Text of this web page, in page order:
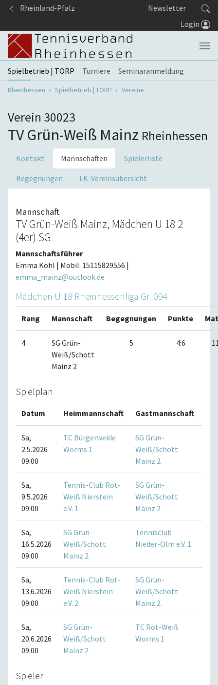
Springe zum Seiteninhalt
Rheinland-Pfalz
Newsletter
Login
Spielbetrieb | TORP Turniere
Seminaranmeldung
Sie sind hier:
Rheinhessen Spielbetrieb | TORP Vereine
Verein 30023
TV Grün-Weiß Mainz Rheinhessen
Kontakt Mannschaften Spielerliste
Begegnungen LK-Vereinsübersicht
Mannschaft
TV Grün-Weiß Mainz, Mädchen U 18 2
(4er) SG
Mannschaftsführer
Emma Kohl | Mobil: 15115829556 |
emma_mainz@outlook.de
Mädchen U 18 Rheinhessenliga Gr. 094
Rang Mannschaft Begegnungen Punkte
4
SG Grün-
Weiß/Schott
Mainz 2
5 4:6
Spielplan
Datum Heimmannschaft Gastmannschaft
Sa,
2.5.2026
09:00
TC Bürgerweide
Worms 1
SG Grün-
Weiß/Schott
Mainz 2
Sa,
9.5.2026
09:00
Tennis-Club Rot-
Weiß Nierstein
e.V. 1
SG Grün-
Weiß/Schott
Mainz 2
Sa,
16.5.2026
09:00
SG Grün-
Weiß/Schott
Mainz 2
Tennisclub
Nieder-Olm e.V. 1
Sa,
13.6.2026
09:00
Tennis-Club Rot-
Weiß Nierstein
e.V. 2
SG Grün-
Weiß/Schott
Mainz 2
Sa,
20.6.2026
09:00
SG Grün-
Weiß/Schott
Mainz 2
TC Rot-Weiß
Worms 1
Spieler